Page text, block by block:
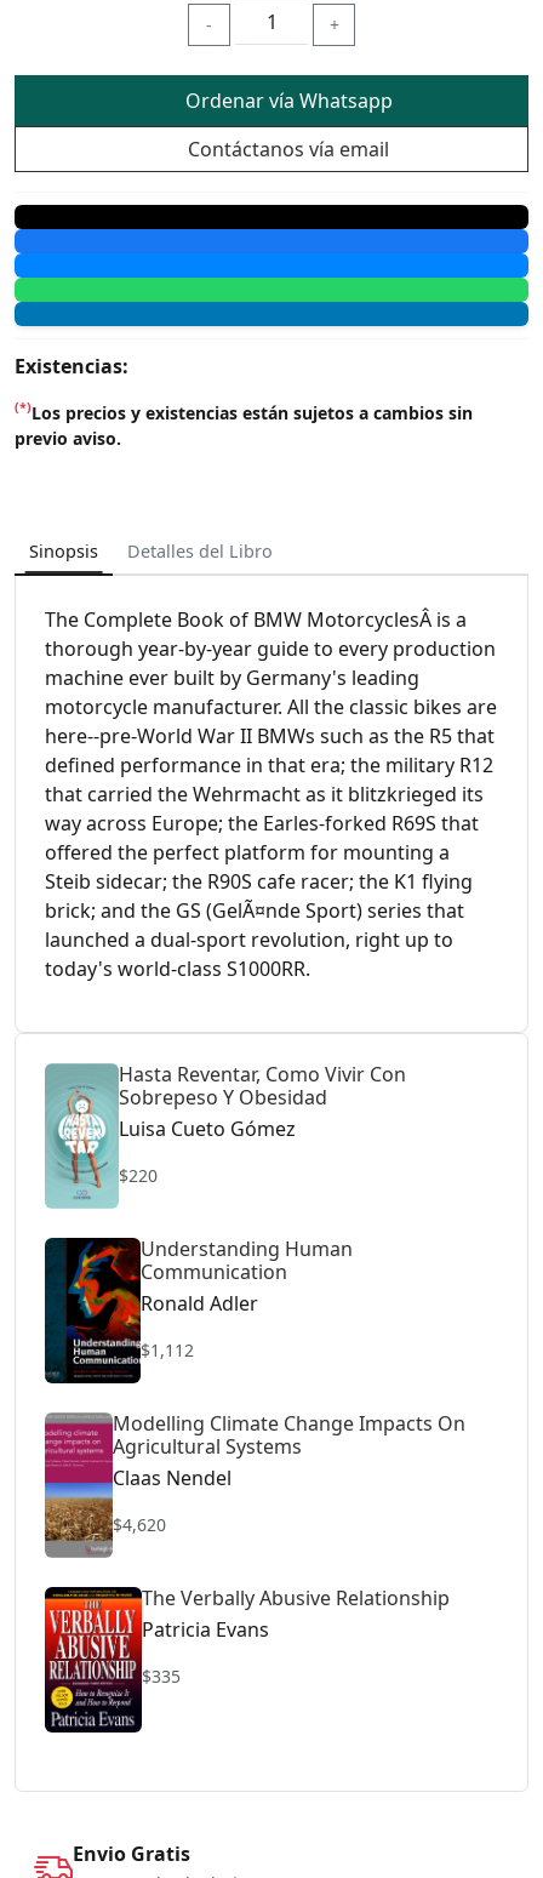
- +
Ordenar vía Whatsapp
Contáctanos vía email
Existencias:
(*)Los precios y existencias están sujetos a cambios sin
previo aviso.
Sinopsis Detalles del Libro
The Complete Book of BMW MotorcyclesÂ is a
thorough year-by-year guide to every production
machine ever built by Germany's leading
motorcycle manufacturer. All the classic bikes are
here--pre-World War II BMWs such as the R5 that
defined performance in that era; the military R12
that carried the Wehrmacht as it blitzkrieged its
way across Europe; the Earles-forked R69S that
offered the perfect platform for mounting a
Steib sidecar; the R90S cafe racer; the K1 flying
brick; and the GS (GelÃ¤nde Sport) series that
launched a dual-sport revolution, right up to
today's world-class S1000RR.
Hasta Reventar, Como Vivir Con
Sobrepeso Y Obesidad
Luisa Cueto Gómez
$220
Understanding Human
Communication
Ronald Adler
$1,112
Modelling Climate Change Impacts On
Agricultural Systems
Claas Nendel
$4,620
The Verbally Abusive Relationship
Patricia Evans
$335
Envio Gratis